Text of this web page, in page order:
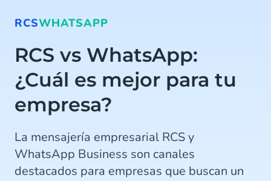
RCSWHATSAPP
RCS vs WhatsApp:
¿Cuál es mejor para tu
empresa?
La mensajería empresarial RCS y
WhatsApp Business son canales
destacados para empresas que buscan un